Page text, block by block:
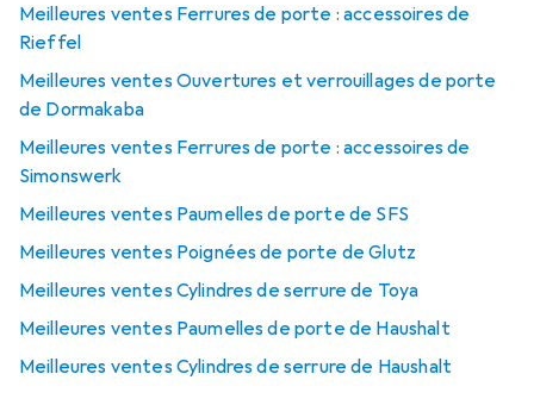
Meilleures ventes Ferrures de porte : accessoires de
Rieffel
Meilleures ventes Ouvertures et verrouillages de porte
de Dormakaba
Meilleures ventes Ferrures de porte : accessoires de
Simonswerk
Meilleures ventes Paumelles de porte de SFS
Meilleures ventes Poignées de porte de Glutz
Meilleures ventes Cylindres de serrure de Toya
Meilleures ventes Paumelles de porte de Haushalt
Meilleures ventes Cylindres de serrure de Haushalt